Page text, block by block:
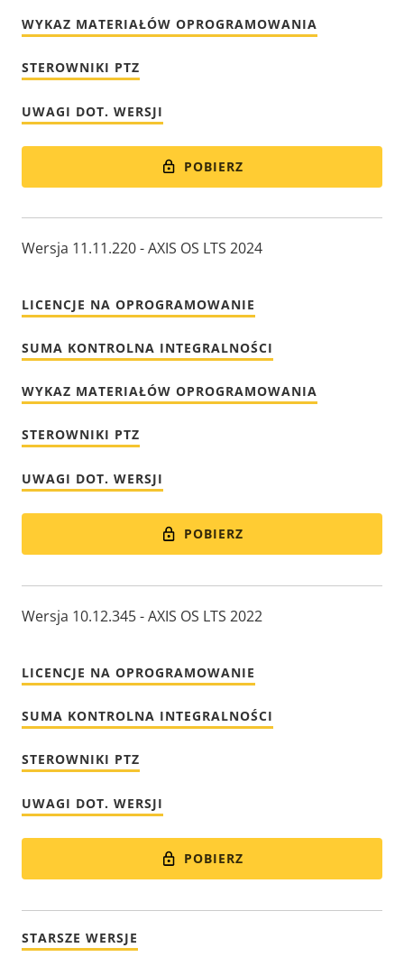
WYKAZ MATERIAŁÓW OPROGRAMOWANIA
STEROWNIKI PTZ
UWAGI DOT. WERSJI
POBIERZ
Wersja 11.11.220 - AXIS OS LTS 2024
LICENCJE NA OPROGRAMOWANIE
SUMA KONTROLNA INTEGRALNOŚCI
WYKAZ MATERIAŁÓW OPROGRAMOWANIA
STEROWNIKI PTZ
UWAGI DOT. WERSJI
POBIERZ
Wersja 10.12.345 - AXIS OS LTS 2022
LICENCJE NA OPROGRAMOWANIE
SUMA KONTROLNA INTEGRALNOŚCI
STEROWNIKI PTZ
UWAGI DOT. WERSJI
POBIERZ
STARSZE WERSJE